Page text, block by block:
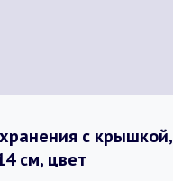
с крышкой,
см, цвет